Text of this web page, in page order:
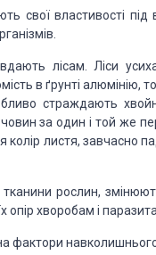
свої властивості
лісам. Ліси
в ґрунті
страждають
за один і той же
листя, завчасно
тканини рослин,
опір хворобам і
фактори